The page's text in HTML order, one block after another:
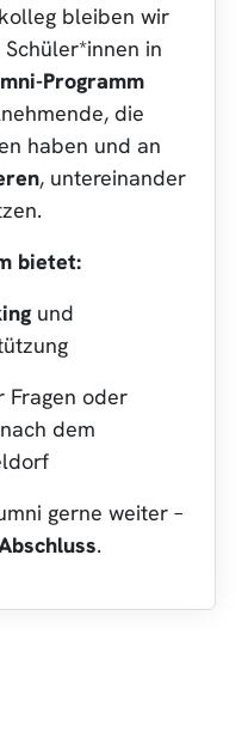
bleiben wir
in
Programm
die
haben und an
, untereinander
bietet:
und
Fragen oder
dem
gerne weiter –
.